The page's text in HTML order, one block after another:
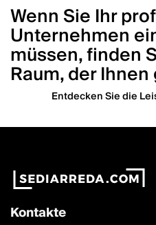
Wenn Sie Ihr
Unternehmen
müssen, finden
Raum, der
Entdecken Sie die
Kontakte